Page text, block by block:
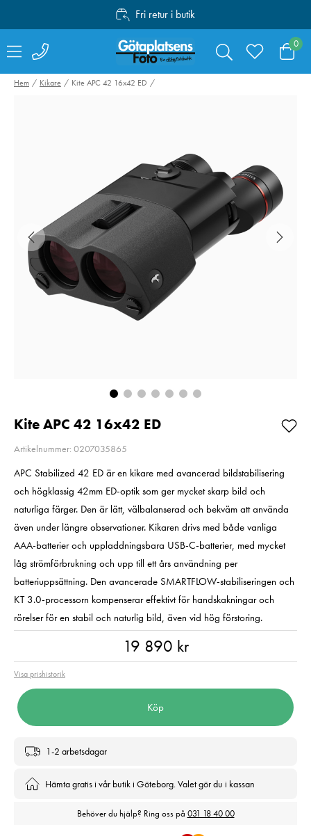
Fri retur i butik
Personlig service
Fri frakt över 1000:-
0
Canon Mount
Hem Kikare Kite APC 42 16x42 ED
Kite APC 42 16x42 ED
Artikelnummer: 0207035865
APC Stabilized 42 ED är en kikare med avancerad bildstabilisering
och högklassig 42mm ED-optik som ger mycket skarp bild och
naturliga färger. Den är lätt, välbalanserad och bekväm att använda
även under längre observationer. Kikaren drivs med både vanliga
AAA-batterier och uppladdningsbara USB-C-batterier, med mycket
låg strömförbrukning och upp till ett års användning per
batteriuppsättning. Den avancerade SMARTFLOW-stabiliseringen och
KT 3.0-processorn kompenserar effektivt för handskakningar och
rörelser för en stabil och naturlig bild, även vid hög förstoring.
19 890 kr
Visa prishistorik
Köp
1-2 arbetsdagar
Hämta gratis i vår butik i Göteborg. Valet gör du i kassan
Behöver du hjälp? Ring oss på 031 18 40 00